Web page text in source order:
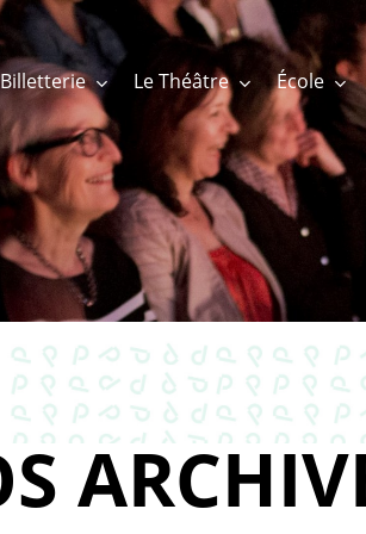
Billetterie Le Théâtre École